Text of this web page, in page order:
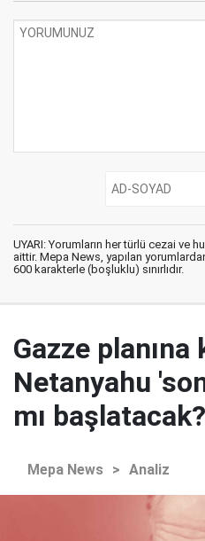
UYARI: Yorumların her türlü cezai ve
aittir. Mepa News, yapılan
600 karakterle (boşluklu) sınırlıdır.
Gazze planına
Netanyahu
mı başlatacak?
Mepa News > Analiz